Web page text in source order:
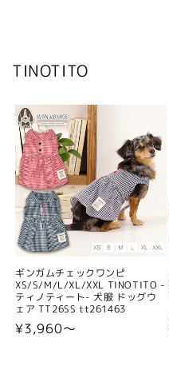
TINOTITO
ギンガムチェックワンピ
XS/S/M/L/XL/XXL TINOTITO -
ティノティート- 犬服 ドッグウ
ェア TT26SS tt261463
通
¥3,960〜